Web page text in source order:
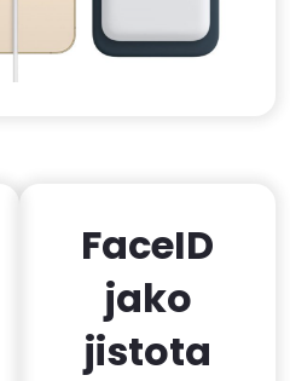
FaceID
jako
jistota